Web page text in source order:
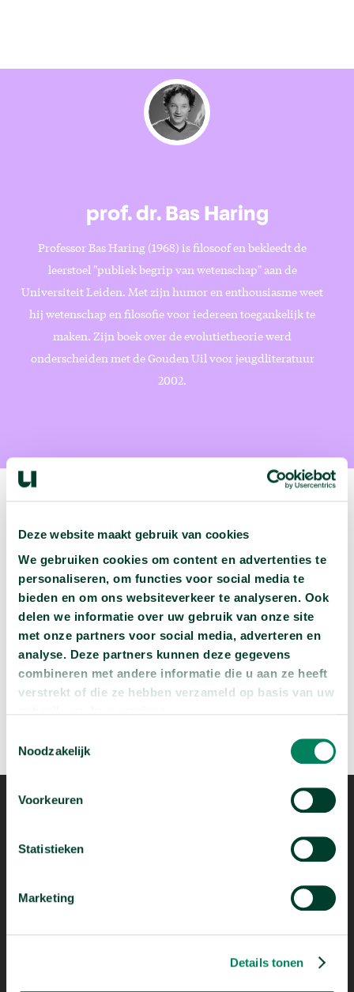
Deze website maakt gebruik van cookies
We gebruiken cookies om content en advertenties te
personaliseren, om functies voor social media te
bieden en om ons websiteverkeer te analyseren. Ook
delen we informatie over uw gebruik van onze site
met onze partners voor social media, adverteren en
analyse. Deze partners kunnen deze gegevens
combineren met andere informatie die u aan ze heeft
verstrekt of die ze hebben verzameld op basis van uw
Noodzakelijk
Voorkeuren
Statistieken
Marketing
Details tonen
prof. dr. Bas Haring
Professor Bas Haring (1968) is filosoof en bekleedt de
leerstoel "publiek begrip van wetenschap" aan de
Universiteit Leiden. Met zijn humor en enthousiasme weet
hij wetenschap en filosofie voor iedereen toegankelijk te
maken. Zijn boek over de evolutietheorie werd
onderscheiden met de Gouden Uil voor jeugdliteratuur
2002.
Wat zijn jouw naam en bsn-nummer waard?
Beluister deze podcast arrow_forward